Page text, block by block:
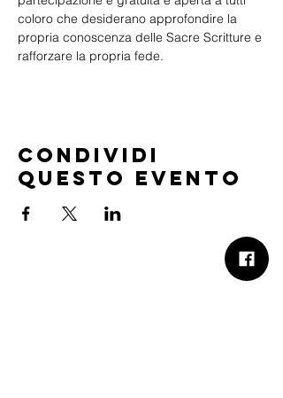
coloro che desiderano approfondire la
propria conoscenza delle Sacre Scritture e
rafforzare la propria fede.
Condividi
questo evento